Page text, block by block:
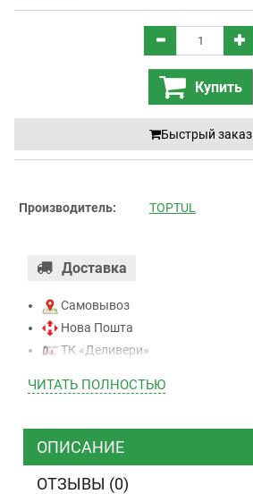
Купить
Быстрый заказ
Производитель: TOPTUL
Доставка
Самовывоз
Нова Пошта
ТК «Деливери»
ТК “Justin”
ТК ”УкрПочта”
ЧИТАТЬ ПОЛНОСТЬЮ
ОПИСАНИЕ
ОТЗЫВЫ (0)